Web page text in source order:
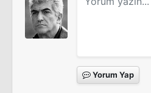
Yorum Yap